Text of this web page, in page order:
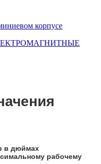
корпусе
в дюймах
рабочему